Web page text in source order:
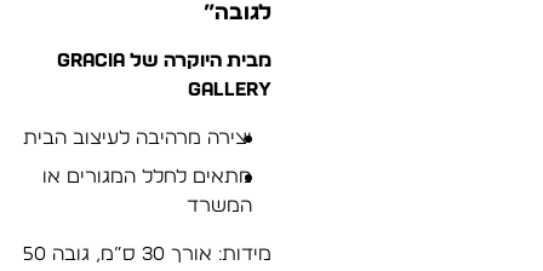
לגובה”
מבית היוקרה של GRACIA
GALLERY
יצירה מרהיבה לעיצוב הבית
מתאים לחלל המגורים או
המשרד
מידות: אורך 30 ס”מ, גובה 50